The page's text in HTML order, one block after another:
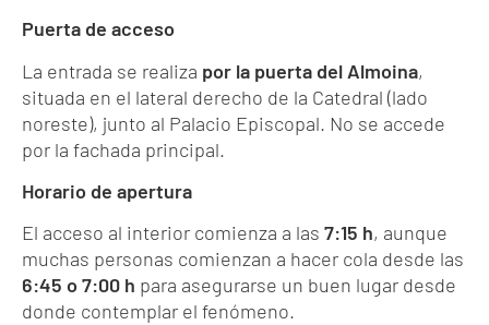
Puerta de acceso
La entrada se realiza por la puerta del Almoina,
situada en el lateral derecho de la Catedral (lado
noreste), junto al Palacio Episcopal. No se accede
por la fachada principal.
Horario de apertura
El acceso al interior comienza a las 7:15 h, aunque
muchas personas comienzan a hacer cola desde las
6:45 o 7:00 h para asegurarse un buen lugar desde
donde contemplar el fenómeno.